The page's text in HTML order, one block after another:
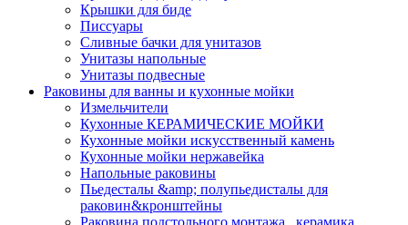
Крышки для биде
Писсуары
Сливные бачки для унитазов
Унитазы напольные
Унитазы подвесные
Раковины для ванны и кухонные мойки
Измельчители
Кухонные КЕРАМИЧЕСКИЕ МОЙКИ
Кухонные мойки искусственный камень
Кухонные мойки нержавейка
Напольные раковины
Пьедесталы &amp; полупьедисталы для
раковин&кронштейны
Раковина подстольного монтажа , керамика